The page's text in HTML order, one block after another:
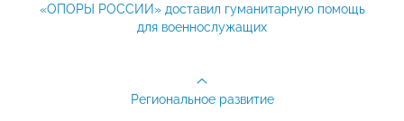
«ОПОРЫ РОССИИ» доставил гуманитарную помощь
для военнослужащих
Региональное развитие